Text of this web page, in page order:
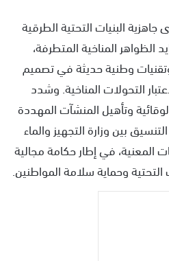
البنيات التحتية الطرقية
الظواهر المناخية المتطرفة،
وطنية حديثة في تصميم
التحولات المناخية. وشدد
وتأهيل المنشآت المهددة
بين وزارة التجهيز والماء
المعنية، في إطار حكامة مجالية
وحماية سلامة المواطنين.